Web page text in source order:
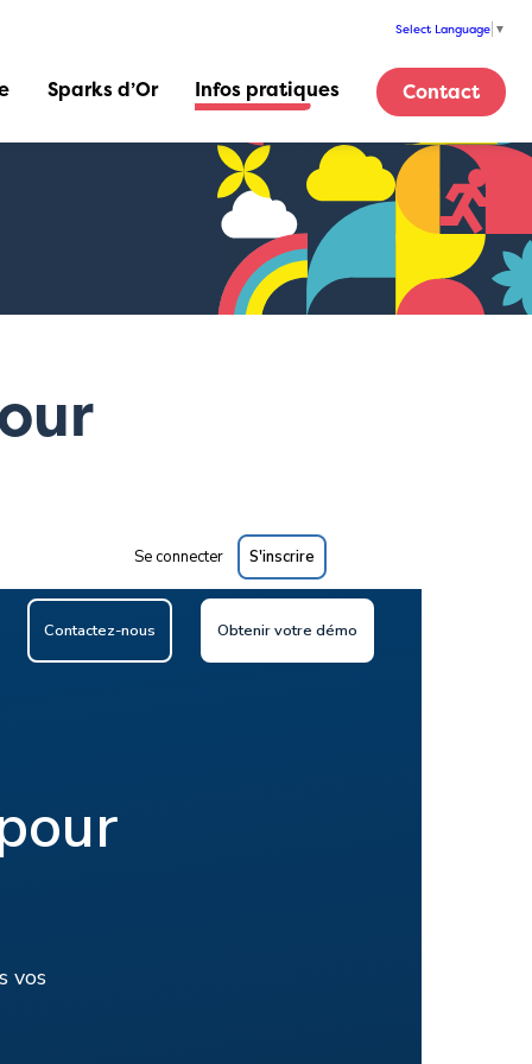
Select Language ▼
Sparks d’Or Infos pratiques
Plan, horaires &
adresses
Enregistrement et
séjour
Comment venir ?
Contact